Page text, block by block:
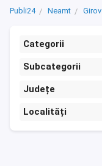
Publi24 Neamt Girov
Categorii
Subcategorii
Județe
Localități